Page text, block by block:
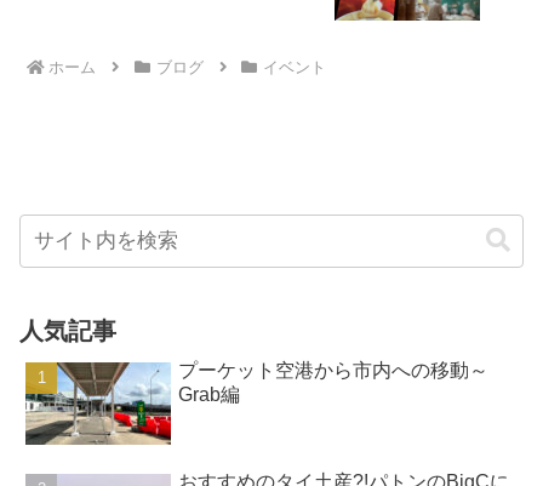
ホーム ブログ イベント
人気記事
プーケット空港から市内への移動～
Grab編
おすすめのタイ土産?!パトンのBigCに